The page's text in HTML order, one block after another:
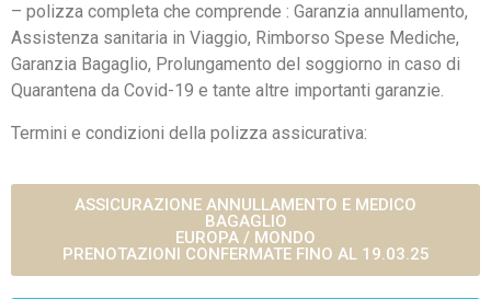
– polizza completa che comprende : Garanzia annullamento,
Assistenza sanitaria in Viaggio, Rimborso Spese Mediche,
Garanzia Bagaglio, Prolungamento del soggiorno in caso di
Quarantena da Covid-19 e tante altre importanti garanzie.
Termini e condizioni della polizza assicurativa:
ASSICURAZIONE ANNULLAMENTO E MEDICO
BAGAGLIO
EUROPA / MONDO
PRENOTAZIONI CONFERMATE FINO AL 19.03.25